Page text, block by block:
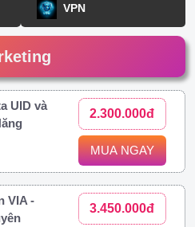
VPN
UID và
2.300.000đ
MUA NGAY
VIA -
3.450.000đ